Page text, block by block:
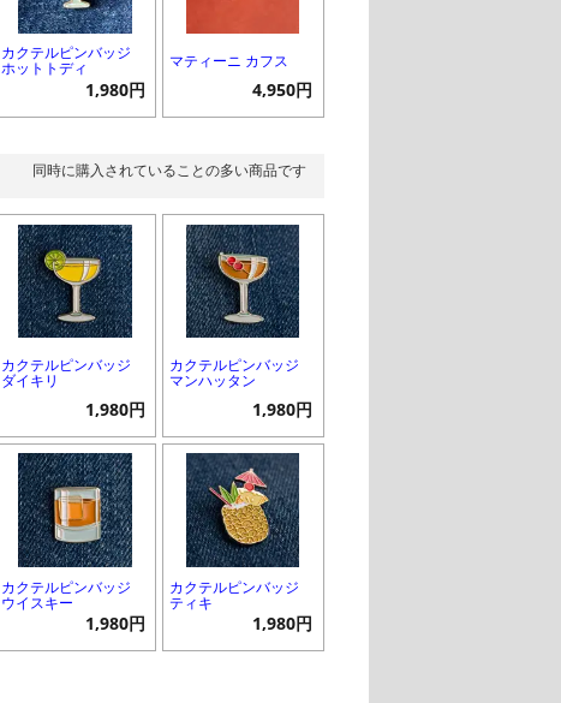
カクテルピンバッジ
ホットトディ
1,980円
マティーニ カフス
4,950円
同時に購入されていることの多い商品です
カクテルピンバッジ
ダイキリ
1,980円
カクテルピンバッジ
マンハッタン
1,980円
カクテルピンバッジ
ウイスキー
1,980円
カクテルピンバッジ
ティキ
1,980円